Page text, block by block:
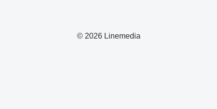
© 2026 Linemedia